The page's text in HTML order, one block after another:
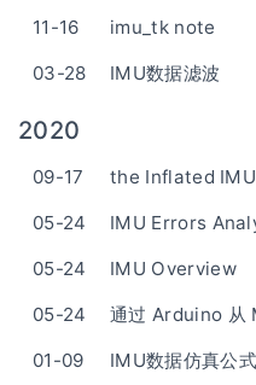
11-16
imu_tk note
03-28
IMU数据滤波
2020
09-17
the Inflated
05-24
IMU Errors
05-24
IMU Overview
05-24
01-09
IMU数据仿真公